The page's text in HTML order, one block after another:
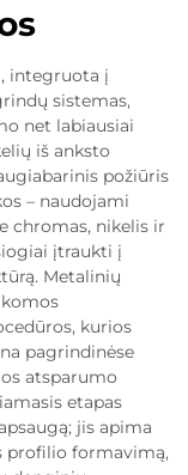
integruota į
sistemas,
net labiausiai
iš anksto
požiūris
– naudojami
chromas, nikelis ir
įtraukti į
Metalinių
kurios
pagrindinėse
atsparumo
etapas
jis apima
profilio formavimą,